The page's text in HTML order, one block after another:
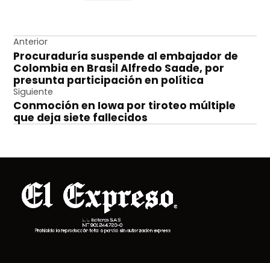
Navegación
de
entradas
Anterior
Procuraduría suspende al embajador de
Colombia en Brasil Alfredo Saade, por
presunta participación en política
Siguiente
Conmoción en Iowa por tiroteo múltiple
que deja siete fallecidos